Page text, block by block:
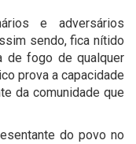
e adversários
sendo, fica nítido
de fogo de qualquer
prova a capacidade
da comunidade que
do povo no